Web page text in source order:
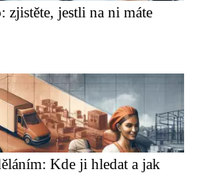
zjistěte, jestli na ni máte
Kde ji hledat a jak